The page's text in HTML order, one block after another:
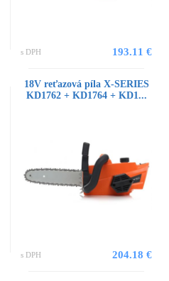
s DPH 193.11 €
18V reťazová píla X-SERIES
KD1762 + KD1764 + KD1...
s DPH 204.18 €